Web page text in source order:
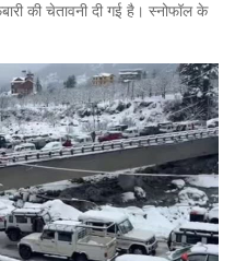
की चेतावनी दी गई है। स्नोफॉल के